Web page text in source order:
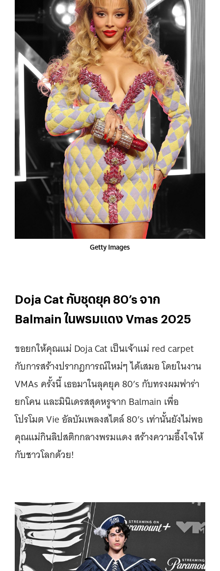
Getty Images
Doja Cat กับชุดยุค 80’s จาก
Balmain ในพรมแดง Vmas 2025
ขอยกให้คุณแม่ Doja Cat เป็นเจ้าแม่ red carpet
กับการสร้างปรากฎการณ์ใหม่ๆ ได้เสมอ โดยในงาน
VMAs ครั้งนี้ เธอมาในลุคยุค 80’s กับทรงผมฟาร่า
ยกโคน และมินิเดรสสุดหรูจาก Balmain เพื่อ
โปรโมต Vie อัลบัมเพลงสไตล์ 80’s เท่านั้นยังไม่พอ
คุณแม่กินลิปสติกกลางพรมแดง สร้างความอึ้งใจให้
กับชาวโลกด้วย!